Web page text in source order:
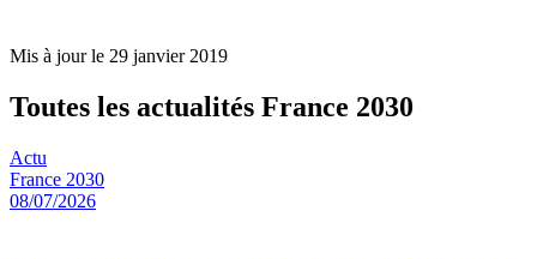
Mis à jour le 29 janvier 2019
Toutes les actualités France 2030
Actu
France 2030
08/07/2026